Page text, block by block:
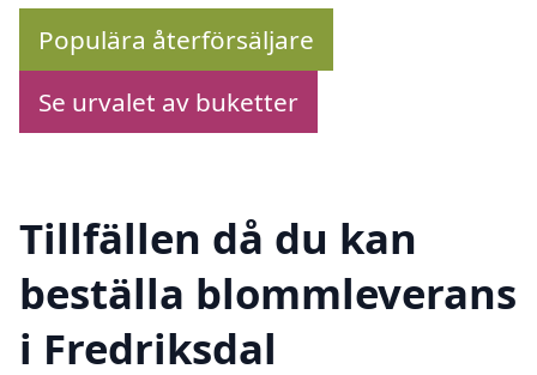
Populära återförsäljare
Se urvalet av buketter
Tillfällen då du kan
beställa blommleverans
i Fredriksdal